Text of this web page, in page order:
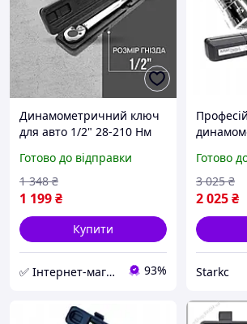
Динамометричний ключ
для авто 1/2" 28-210 Нм
автомобільні
динамометричні ключі
гайковий ключ
Готово до відправки
1 199₴
1 348 ₴
Купити
✅ Інтернет-магазин ➤INT-Tool 93%
28-
головок
авто
Готово
2 025₴
3 025 ₴
Starkс